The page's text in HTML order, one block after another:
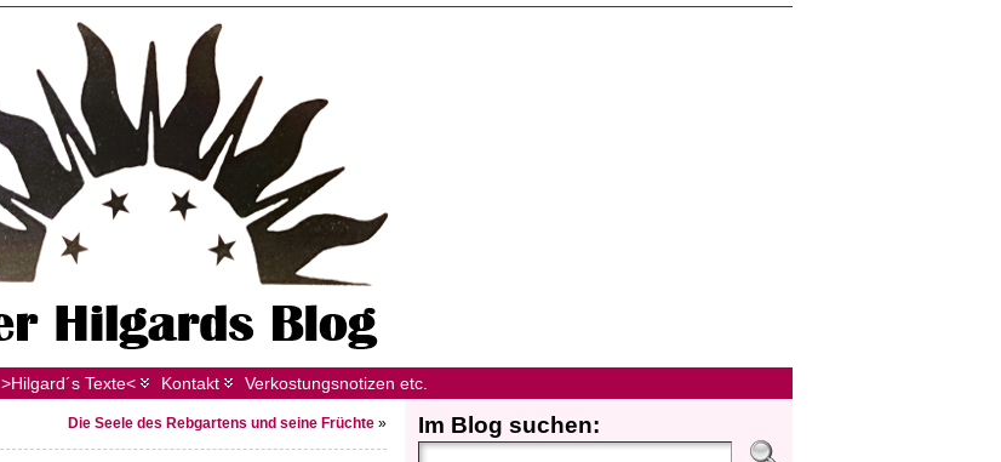
>Hilgard´s Texte< Kontakt Verkostungsnotizen etc.
Die Seele des Rebgartens und seine Früchte » Im Blog suchen: